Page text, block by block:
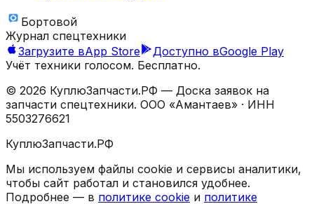
Бортовой
Журнал спецтехники
Загрузите вApp Store Доступно вGoogle Play
Учёт техники голосом. Бесплатно.
© 2026 КуплюЗапчасти.РФ — Доска заявок на
запчасти спецтехники. ООО «Амантаев» · ИНН
5503276621
КуплюЗапчасти.РФ
Мы используем файлы cookie и сервисы аналитики,
чтобы сайт работал и становился удобнее.
Подробнее — в политике cookie и политике